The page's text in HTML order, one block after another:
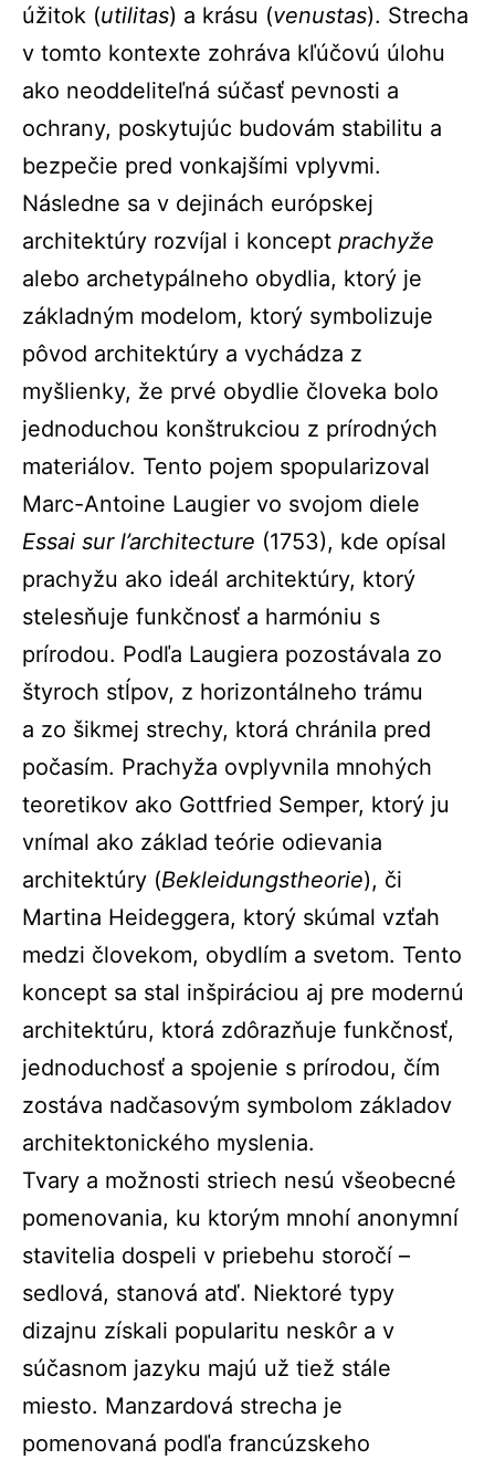
úžitok (utilitas) a krásu (venustas). Strecha
v tomto kontexte zohráva kľúčovú úlohu
ako neoddeliteľná súčasť pevnosti a
ochrany, poskytujúc budovám stabilitu a
bezpečie pred vonkajšími vplyvmi.
Následne sa v dejinách európskej
architektúry rozvíjal i koncept prachyže
alebo archetypálneho obydlia, ktorý je
základným modelom, ktorý symbolizuje
pôvod architektúry a vychádza z
myšlienky, že prvé obydlie človeka bolo
jednoduchou konštrukciou z prírodných
materiálov. Tento pojem spopularizoval
Marc-Antoine Laugier vo svojom diele
Essai sur l’architecture (1753), kde opísal
prachyžu ako ideál architektúry, ktorý
stelesňuje funkčnosť a harmóniu s
prírodou. Podľa Laugiera pozostávala zo
štyroch stĺpov, z horizontálneho trámu
a zo šikmej strechy, ktorá chránila pred
počasím. Prachyža ovplyvnila mnohých
teoretikov ako Gottfried Semper, ktorý ju
vnímal ako základ teórie odievania
architektúry (Bekleidungstheorie), či
Martina Heideggera, ktorý skúmal vzťah
medzi človekom, obydlím a svetom. Tento
koncept sa stal inšpiráciou aj pre modernú
architektúru, ktorá zdôrazňuje funkčnosť,
jednoduchosť a spojenie s prírodou, čím
zostáva nadčasovým symbolom základov
architektonického myslenia.
Tvary a možnosti striech nesú všeobecné
pomenovania, ku ktorým mnohí anonymní
stavitelia dospeli v priebehu storočí –
sedlová, stanová atď. Niektoré typy
dizajnu získali popularitu neskôr a v
súčasnom jazyku majú už tiež stále
miesto. Manzardová strecha je
pomenovaná podľa francúzskeho